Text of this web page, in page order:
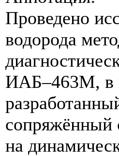
Проведено
водорода
ИАБ–463М, в
сопряжённый
на